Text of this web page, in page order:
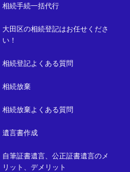
相続手続一括代行
大田区の相続登記はお任せくださ
い！
相続登記よくある質問
相続放棄
相続放棄よくある質問
遺言書作成
自筆証書遺言、公正証書遺言のメ
リット、デメリット